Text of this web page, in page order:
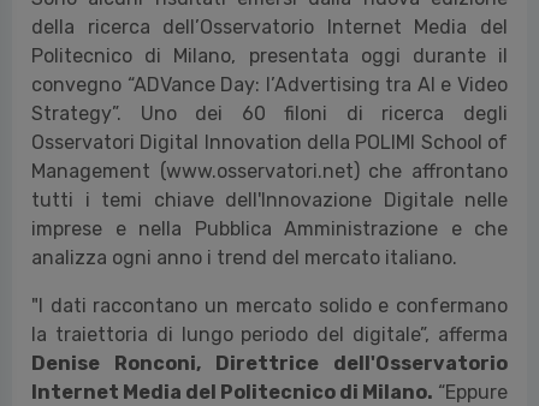
della ricerca dell’Osservatorio Internet Media del
Politecnico di Milano, presentata oggi durante il
convegno “ADVance Day: l’Advertising tra AI e Video
Strategy”. Uno dei 60 filoni di ricerca degli
Osservatori Digital Innovation della POLIMI School of
Management (www.osservatori.net) che affrontano
tutti i temi chiave dell'Innovazione Digitale nelle
imprese e nella Pubblica Amministrazione e che
analizza ogni anno i trend del mercato italiano.
"I dati raccontano un mercato solido e confermano
la traiettoria di lungo periodo del digitale”, afferma
Denise Ronconi, Direttrice dell'Osservatorio
Internet Media del Politecnico di Milano. “Eppure